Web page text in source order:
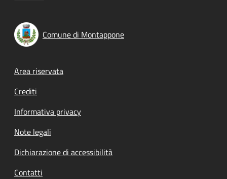
Comune di Montappone
Footer menu
Area riservata
Crediti
Informativa privacy
Note legali
Dichiarazione di accessibilità
Contatti